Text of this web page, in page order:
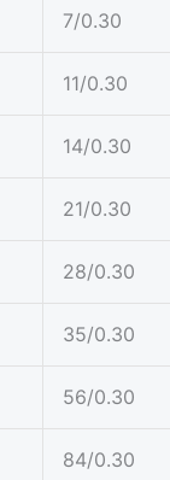
7/0.30
11/0.30
14/0.30
21/0.30
28/0.30
35/0.30
56/0.30
84/0.30